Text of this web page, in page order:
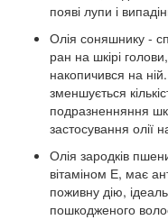
появі лупи і
Олія соняшнику -
ран на шкірі
накопичився на
зменшується
подразненняння
застосування
Олія зародків
вітаміном Е, має
поживну дію,
пошкодженого